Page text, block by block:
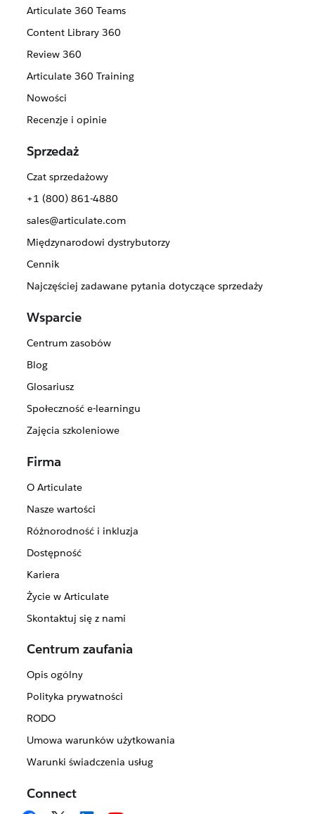
Articulate 360 Teams
Content Library 360
Review 360
Articulate 360 Training
Nowości
Recenzje i opinie
Sprzedaż
Czat sprzedażowy
+1 (800) 861-4880
sales@articulate.com
Międzynarodowi dystrybutorzy
Cennik
Najczęściej zadawane pytania dotyczące sprzedaży
Wsparcie
Centrum zasobów
Blog
Glosariusz
Społeczność e-learningu
Zajęcia szkoleniowe
Firma
O Articulate
Nasze wartości
Różnorodność i inkluzja
Dostępność
Kariera
Życie w Articulate
Skontaktuj się z nami
Centrum zaufania
Opis ogólny
Polityka prywatności
RODO
Umowa warunków użytkowania
Warunki świadczenia usług
Connect